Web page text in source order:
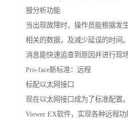
报分析功能
当出现故障时，操作员能根据发
相关的数据，及减少延误的时间
消息能快速追查到原因并进行现
Pro-face新标准：远程
标配以太网接口
现在以太网接口成为了标准配置
Viewer EX软件，实现各种远程